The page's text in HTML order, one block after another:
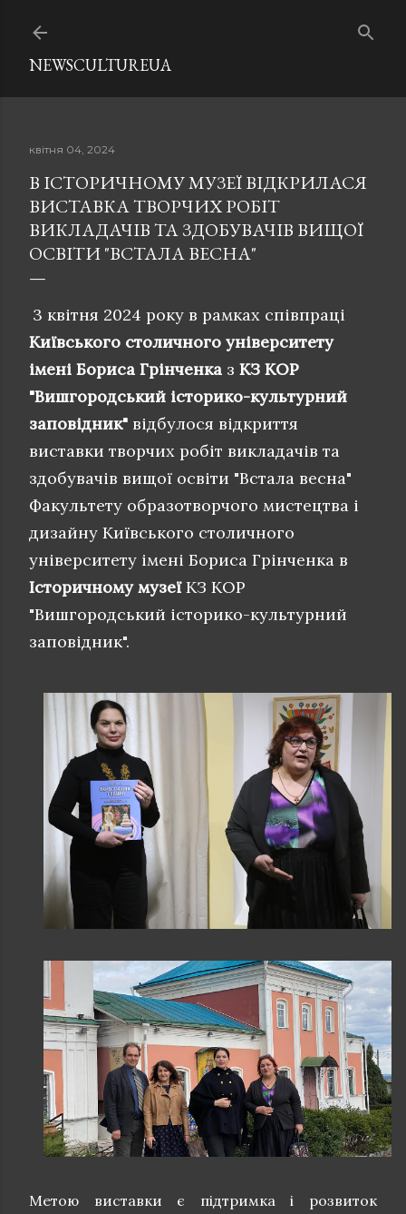
NEWSCULTUREUA
квітня 04, 2024
В ІСТОРИЧНОМУ МУЗЕЇ ВІДКРИЛАСЯ
ВИСТАВКА ТВОРЧИХ РОБІТ
ВИКЛАДАЧІВ ТА ЗДОБУВАЧІВ ВИЩОЇ
ОСВІТИ "ВСТАЛА ВЕСНА"
3 квітня 2024 року в рамках співпраці
Київського столичного університету
імені Бориса Грінченка з КЗ КОР
"Вишгородський історико-культурний
заповідник" відбулося відкриття
виставки творчих робіт викладачів та
здобувачів вищої освіти "Встала весна"
Факультету образотворчого мистецтва і
дизайну Київського столичного
університету імені Бориса Грінченка в
Історичному музеїКЗ КОР
"Вишгородський історико-культурний
заповідник".
Метою виставки є підтримка і розвиток